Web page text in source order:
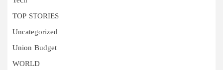
TOP STORIES
Uncategorized
Union Budget
WORLD